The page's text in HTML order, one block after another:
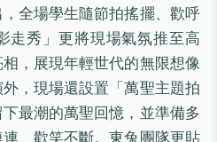
全場學生隨節拍搖擺、歡呼
走秀」更將現場氣氛推至高
，展現年輕世代的無限想像
，現場還設置「萬聖主題拍
最潮的萬聖回憶，並準備多
、歡笑不斷。東兔團隊更貼